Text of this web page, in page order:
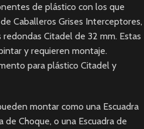
de plástico con los que
Caballeros Grises Interceptores,
Citadel de 32 mm. Estas
y requieren montaje.
para plástico Citadel y
montar como una Escuadra
de Choque, o una Escuadra de